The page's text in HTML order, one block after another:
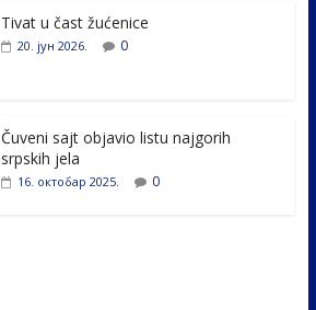
Tivat u čast žućenice
20. јун 2026. 0
Čuveni sajt objavio listu najgorih
srpskih jela
16. октобар 2025. 0